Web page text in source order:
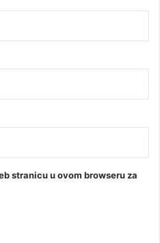
stranicu u ovom browseru za